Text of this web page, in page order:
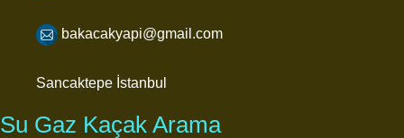
bakacakyapi@gmail.com
Sancaktepe İstanbul
Su Gaz Kaçak Arama